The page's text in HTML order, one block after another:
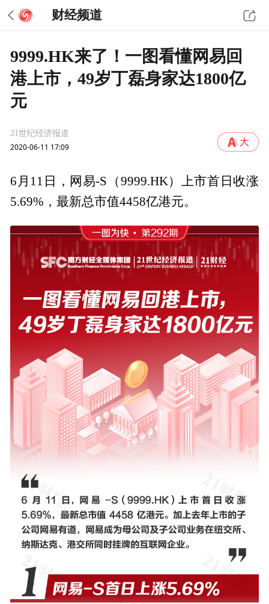
财经频道
9999.HK来了！一图看懂网易回
港上市，49岁丁磊身家达1800亿
元
21世纪经济报道
2020-06-11 17:09
6月11日，网易-S（9999.HK）上市首日收涨
5.69%，最新总市值4458亿港元。